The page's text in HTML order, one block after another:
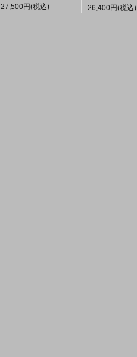
27,500円(税込) 26,400円(税込)